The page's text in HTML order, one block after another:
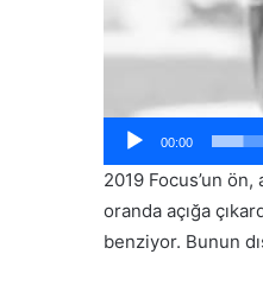
00:00
2019 Focus’un
oranda açığa
benziyor. Bunun